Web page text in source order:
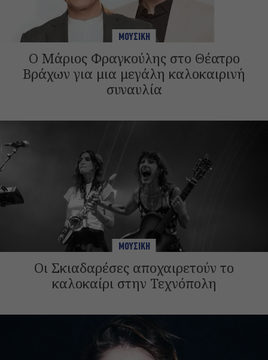
ΜΟΥΣΙΚΗ
Ο Μάριος Φραγκούλης στο Θέατρο
Βράχων για μια μεγάλη καλοκαιρινή
συναυλία
ΜΟΥΣΙΚΗ
Οι Σκιαδαρέσες αποχαιρετούν το
καλοκαίρι στην Τεχνόπολη